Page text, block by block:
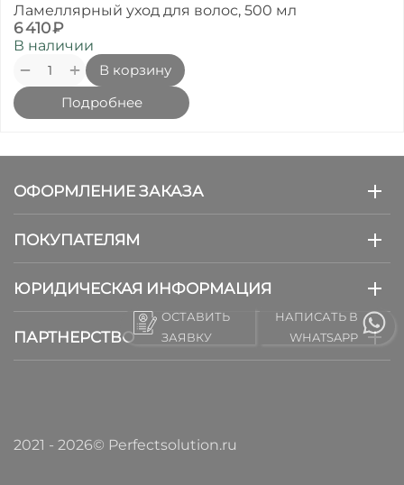
Ламеллярный уход для волос, 500 мл
6 410₽
В наличии
+
−
В корзину
Подробнее
ОФОРМЛЕНИЕ ЗАКАЗА
ПОКУПАТЕЛЯМ
ЮРИДИЧЕСКАЯ ИНФОРМАЦИЯ
ПАРТНЕРСТВО
ОСТАВИТЬ
ЗАЯВКУ
НАПИСАТЬ В
WHATSAPP
2021 - 2026© Perfectsolution.ru